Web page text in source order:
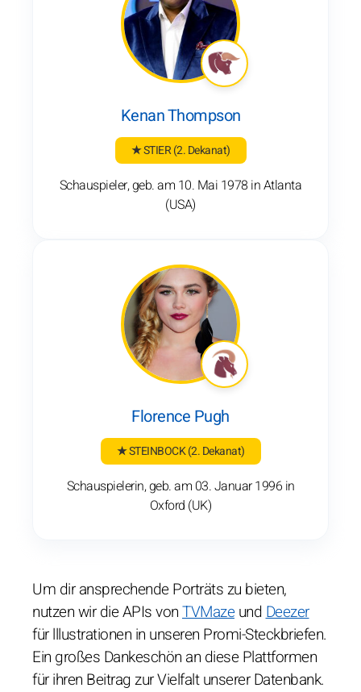
Kenan Thompson
★ STIER(2. Dekanat)
Schauspieler, geb. am 10. Mai 1978 in Atlanta
(USA)
Florence Pugh
★ STEINBOCK(2. Dekanat)
Schauspielerin, geb. am 03. Januar 1996 in
Oxford (UK)
Um dir ansprechende Porträts zu bieten,
nutzen wir die APIs vonTVMazeundDeezer
für lllustrationen in unseren Promi-Steckbriefen.
Ein großes Dankeschön an diese Plattformen
für ihren Beitrag zur Vielfalt unserer Datenbank.